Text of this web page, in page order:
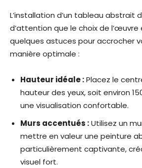
L’installation d’un tableau abstrait
d’attention que le choix de
quelques astuces pour accrocher
manière optimale :
Hauteur idéale :Placez le
hauteur des yeux, soit environ
une visualisation confortable.
Murs accentués :Utilisez un
mettre en valeur une peinture
particulièrement captivante,
visuel fort.